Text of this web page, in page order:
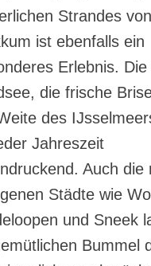
Strandes von
ist ebenfalls ein
Erlebnis.
die frische
des
Jahreszeit
Auch die
Städte wie
und Sneek
Bummel